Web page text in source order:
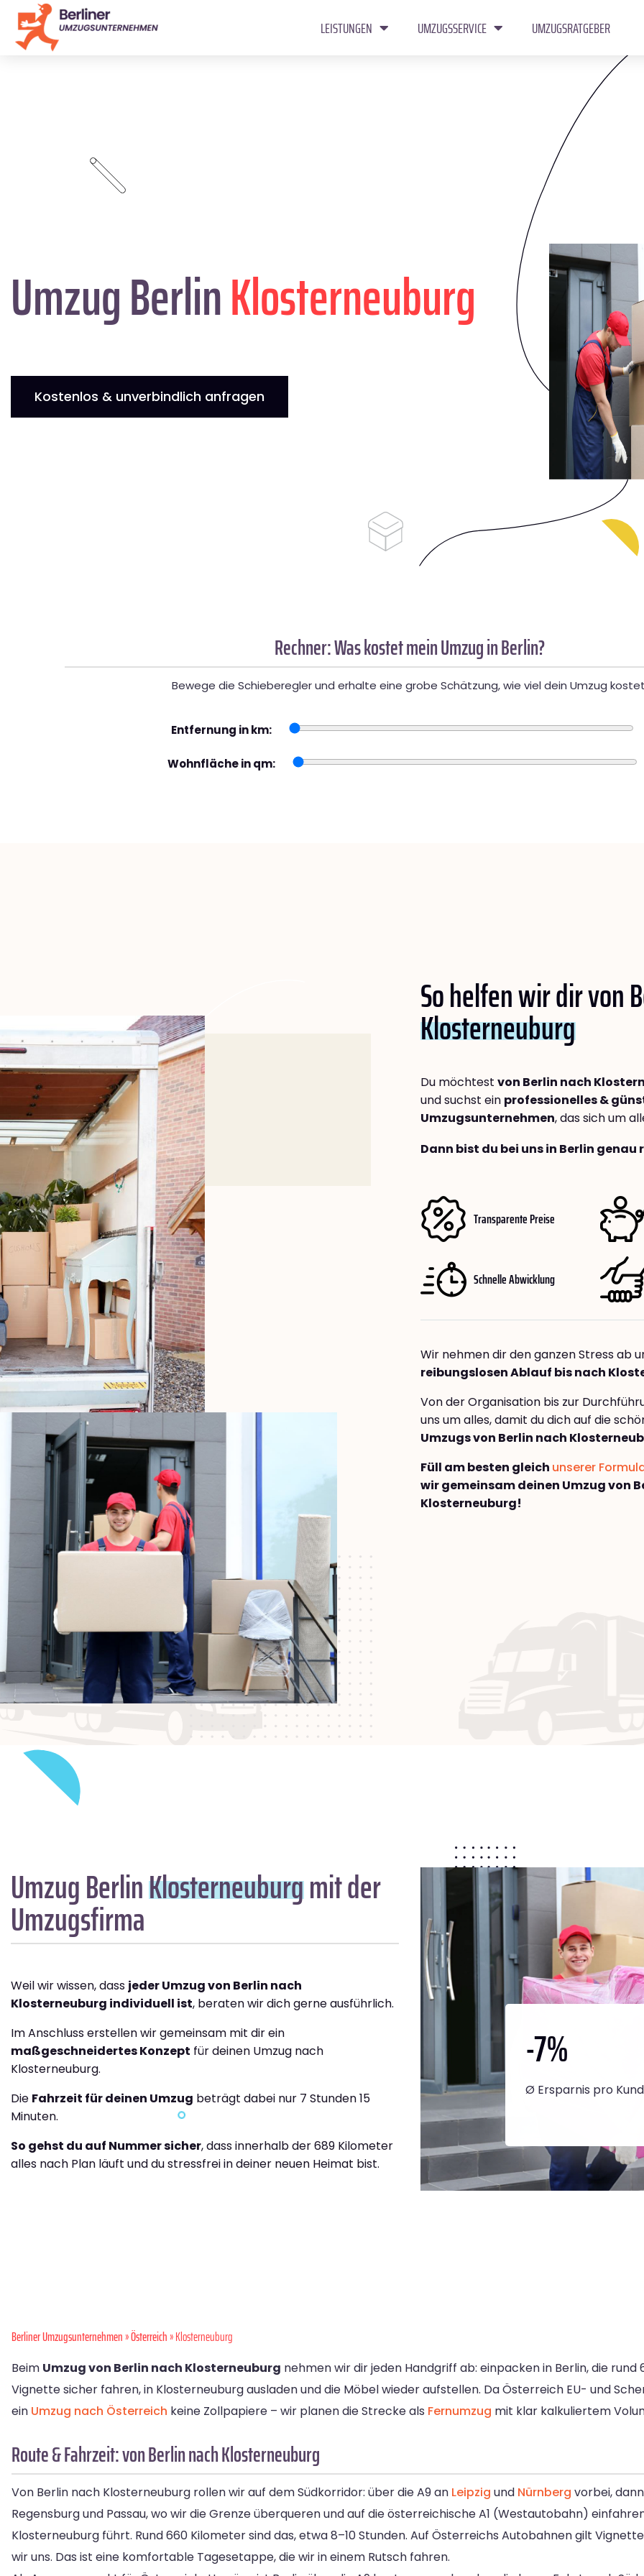
LEISTUNGEN UMZUGSSERVICE UMZUGSRATGEBER
Umzug BerlinKlosterneuburg
Kostenlos & unverbindlich anfragen
Rechner: Was kostet mein Umzug in Berlin?
Bewege die Schieberegler und erhalte eine grobe Schätzung, wie viel dein Umzug
Entfernung in km:
Wohnfläche in qm:
So helfen wir dir von
Klosterneuburg
Du möchtest von Berlin nach
und suchst ein professionelles &
Umzugsunternehmen, das sich um
Dann bist du bei uns in Berlin
Transparente Preise
Schnelle Abwicklung
Wir nehmen dir den ganzen Stress ab
reibungslosen Ablauf bis nach
Von der Organisation bis zur
uns um alles, damit du dich auf die
Umzugs von Berlin nach
Füll am besten gleich unserer
wir gemeinsam deinen Umzug von
Klosterneuburg!
Umzug BerlinKlosterneuburgmit der
Umzugsfirma
Weil wir wissen, dass jeder Umzug von Berlin nach
Klosterneuburg individuell ist, beraten wir dich gerne ausführlich.
Im Anschluss erstellen wir gemeinsam mit dir ein
maßgeschneidertes Konzept für deinen Umzug nach
Klosterneuburg.
Die Fahrzeit für deinen Umzug beträgt dabei nur 7 Stunden 15
Minuten.
So gehst du auf Nummer sicher, dass innerhalb der 689 Kilometer
alles nach Plan läuft und du stressfrei in deiner neuen Heimat bist.
-7%
Ø Ersparnis pro
Berliner Umzugsunternehmen»Österreich» Klosterneuburg
Beim Umzug von Berlin nach Klosterneuburg nehmen wir dir jeden Handgriff ab: einpacken in Berlin, die rund
Vignette sicher fahren, in Klosterneuburg ausladen und die Möbel wieder aufstellen. Da Österreich EU- und
ein Umzug nach Österreich keine Zollpapiere – wir planen die Strecke als Fernumzug mit klar kalkuliertem
Route & Fahrzeit: von Berlin nach Klosterneuburg
Von Berlin nach Klosterneuburg rollen wir auf dem Südkorridor: über die A9 an Leipzig und Nürnberg vorbei,
Regensburg und Passau, wo wir die Grenze überqueren und auf die österreichische A1 (Westautobahn)
Klosterneuburg führt. Rund 660 Kilometer sind das, etwa 8–10 Stunden. Auf Österreichs Autobahnen gilt
wir uns. Das ist eine komfortable Tagesetappe, die wir in einem Rutsch fahren.